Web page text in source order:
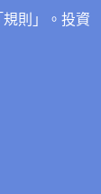
則」。投資